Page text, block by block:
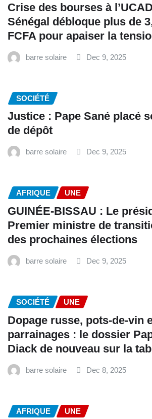
Crise des bourses à
Sénégal débloque plus de
FCFA pour apaiser la
barre solaire Dec 9, 2025
SOCIÉTÉ
Justice : Pape Sané placé
de dépôt
barre solaire Dec 9, 2025
AFRIQUE UNE
GUINÉE-BISSAU : Le
Premier ministre de
des prochaines élections
barre solaire Dec 9, 2025
SOCIÉTÉ UNE
Dopage russe, pots-de-vin
parrainages : le dossier
Diack de nouveau sur la
barre solaire Dec 8, 2025
AFRIQUE UNE